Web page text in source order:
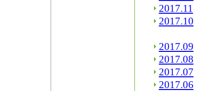
2017.11
2017.10
2017.09
2017.08
2017.07
2017.06